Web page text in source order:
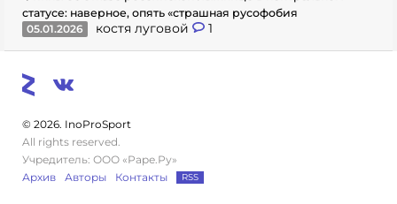
статусе: наверное, опять «страшная русофобия
05.01.2026
костя луговой 1
© 2026. InoProSport
All rights reserved.
Учредитель: ООО «Раре.Ру»
Архив
Авторы Контакты RSS